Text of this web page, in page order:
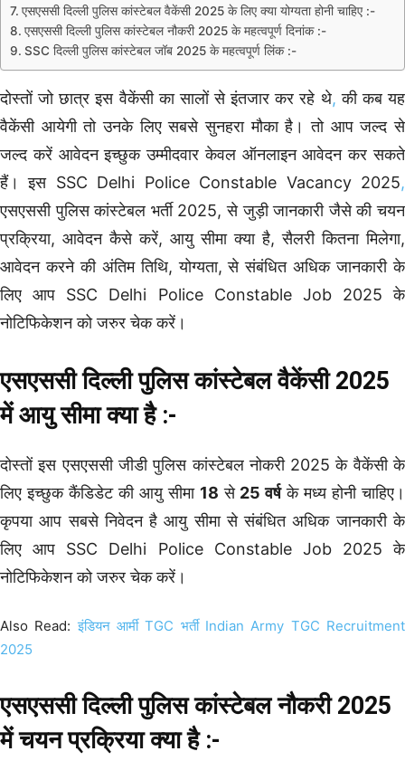
एसएससी दिल्ली पुलिस कांस्टेबल वैकेंसी 2025 के लिए क्या योग्यता होनी चाहिए :-
एसएससी दिल्ली पुलिस कांस्टेबल नौकरी 2025 के महत्वपूर्ण दिनांक :-
SSC दिल्ली पुलिस कांस्टेबल जॉब 2025 के महत्वपूर्ण लिंक :-
दोस्तों जो छात्र इस वैकेंसी का सालों से इंतजार कर रहे थे, की कब यह
वैकेंसी आयेगी तो उनके लिए सबसे सुनहरा मौका है। तो आप जल्द से
जल्द करें आवेदन इच्छुक उम्मीदवार केवल ऑनलाइन आवेदन कर सकते
हैं। इस SSC Delhi Police Constable Vacancy 2025,
एसएससी पुलिस कांस्टेबल भर्ती 2025, से जुड़ी जानकारी जैसे की चयन
प्रक्रिया, आवेदन कैसे करें, आयु सीमा क्या है, सैलरी कितना मिलेगा,
आवेदन करने की अंतिम तिथि, योग्यता, से संबंधित अधिक जानकारी के
लिए आप SSC Delhi Police Constable Job 2025 के
नोटिफिकेशन को जरुर चेक करें।
एसएससी दिल्ली पुलिस कांस्टेबल वैकेंसी 2025
में आयु सीमा क्या है :-
दोस्तों इस एसएससी जीडी पुलिस कांस्टेबल नोकरी 2025 के वैकेंसी के
लिए इच्छुक कैंडिडेट की आयु सीमा 18से25 वर्षके मध्य होनी चाहिए।
कृपया आप सबसे निवेदन है आयु सीमा से संबंधित अधिक जानकारी के
लिए आप SSC Delhi Police Constable Job 2025 के
नोटिफिकेशन को जरुर चेक करें।
Also Read:इंडियन आर्मी TGC भर्ती Indian Army TGC Recruitment
2025
एसएससी दिल्ली पुलिस कांस्टेबल नौकरी 2025
में चयन प्रक्रिया क्या है :-